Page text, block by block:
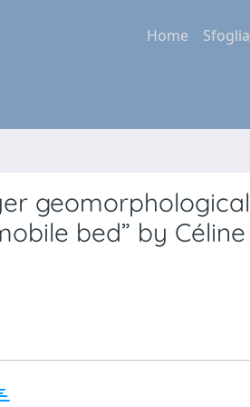
Home Sfoglia
geomorphological
bed” by Céline